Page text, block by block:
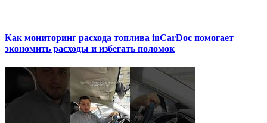
Как мониторинг расхода топлива inCarDoc помогает
экономить расходы и избегать поломок